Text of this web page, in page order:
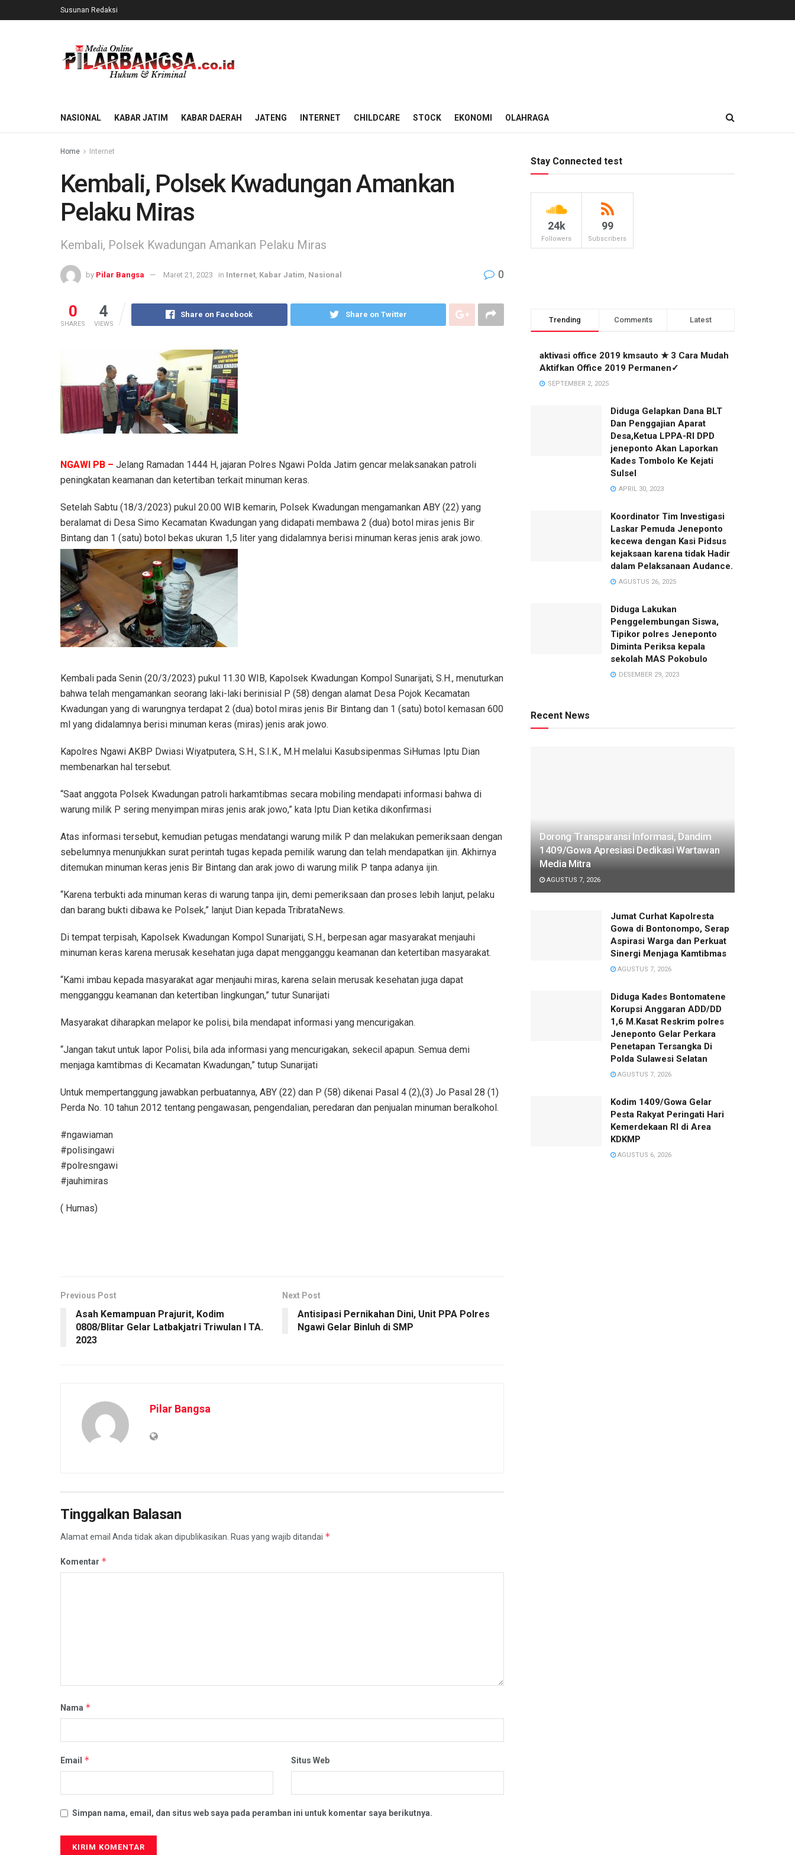
Susunan Redaksi
NASIONAL KABAR JATIM KABAR DAERAH JATENG INTERNET CHILDCARE STOCK EKONOMI OLAHRAGA
Home Internet
Kembali, Polsek Kwadungan Amankan
Pelaku Miras
Kembali, Polsek Kwadungan Amankan Pelaku Miras
by Pilar Bangsa Maret 21, 2023 in Internet Kabar Jatim Nasional 0
0
SHARES
4
VIEWS
Share on Facebook Share on Twitter
NGAWI PB – Jelang Ramadan 1444 H, jajaran Polres Ngawi Polda Jatim gencar melaksanakan patroli
peningkatan keamanan dan ketertiban terkait minuman keras.
Setelah Sabtu (18/3/2023) pukul 20.00 WIB kemarin, Polsek Kwadungan mengamankan ABY (22) yang
beralamat di Desa Simo Kecamatan Kwadungan yang didapati membawa 2 (dua) botol miras jenis Bir
Bintang dan 1 (satu) botol bekas ukuran 1,5 liter yang didalamnya berisi minuman keras jenis arak jowo.
Kembali pada Senin (20/3/2023) pukul 11.30 WIB, Kapolsek Kwadungan Kompol Sunarijati, S.H., menuturkan
bahwa telah mengamankan seorang laki-laki berinisial P (58) dengan alamat Desa Pojok Kecamatan
Kwadungan yang di warungnya terdapat 2 (dua) botol miras jenis Bir Bintang dan 1 (satu) botol kemasan 600
ml yang didalamnya berisi minuman keras (miras) jenis arak jowo.
Kapolres Ngawi AKBP Dwiasi Wiyatputera, S.H., S.I.K., M.H melalui Kasubsipenmas SiHumas Iptu Dian
membenarkan hal tersebut.
“Saat anggota Polsek Kwadungan patroli harkamtibmas secara mobiling mendapati informasi bahwa di
warung milik P sering menyimpan miras jenis arak jowo,” kata Iptu Dian ketika dikonfirmasi
Atas informasi tersebut, kemudian petugas mendatangi warung milik P dan melakukan pemeriksaan dengan
sebelumnya menunjukkan surat perintah tugas kepada pemilik warung dan telah mendapatkan ijin. Akhirnya
ditemukan minuman keras jenis Bir Bintang dan arak jowo di warung milik P tanpa adanya ijin.
“Karena terbukti ada minuman keras di warung tanpa ijin, demi pemeriksaan dan proses lebih lanjut, pelaku
dan barang bukti dibawa ke Polsek,” lanjut Dian kepada TribrataNews.
Di tempat terpisah, Kapolsek Kwadungan Kompol Sunarijati, S.H., berpesan agar masyarakat menjauhi
minuman keras karena merusak kesehatan juga dapat mengganggu keamanan dan ketertiban masyarakat.
“Kami imbau kepada masyarakat agar menjauhi miras, karena selain merusak kesehatan juga dapat
mengganggu keamanan dan ketertiban lingkungan,” tutur Sunarijati
Masyarakat diharapkan melapor ke polisi, bila mendapat informasi yang mencurigakan.
“Jangan takut untuk lapor Polisi, bila ada informasi yang mencurigakan, sekecil apapun. Semua demi
menjaga kamtibmas di Kecamatan Kwadungan,” tutup Sunarijati
Untuk mempertanggung jawabkan perbuatannya, ABY (22) dan P (58) dikenai Pasal 4 (2),(3) Jo Pasal 28 (1)
Perda No. 10 tahun 2012 tentang pengawasan, pengendalian, peredaran dan penjualan minuman beralkohol.
#ngawiaman
#polisingawi
#polresngawi
#jauhimiras
( Humas)
Previous Post
Asah Kemampuan Prajurit, Kodim
0808/Blitar Gelar Latbakjatri Triwulan I TA.
2023
Next Post
Antisipasi Pernikahan Dini, Unit PPA Polres
Ngawi Gelar Binluh di SMP
Pilar Bangsa
Tinggalkan Balasan
Alamat email Anda tidak akan dipublikasikan. Ruas yang wajib ditandai *
Komentar *
Nama *
Email * Situs Web
Simpan nama, email, dan situs web saya pada peramban ini untuk komentar saya berikutnya.
Stay Connected test
24k
Followers
99
Subscribers
Trending Comments Latest
aktivasi office 2019 kmsauto ★ 3 Cara Mudah
Aktifkan Office 2019 Permanen✓
SEPTEMBER 2, 2025
Diduga Gelapkan Dana BLT
Dan Penggajian Aparat
Desa,Ketua LPPA-RI DPD
jeneponto Akan Laporkan
Kades Tombolo Ke Kejati
Sulsel
APRIL 30, 2023
Koordinator Tim Investigasi
Laskar Pemuda Jeneponto
kecewa dengan Kasi Pidsus
kejaksaan karena tidak Hadir
dalam Pelaksanaan Audance.
AGUSTUS 26, 2025
Diduga Lakukan
Penggelembungan Siswa,
Tipikor polres Jeneponto
Diminta Periksa kepala
sekolah MAS Pokobulo
DESEMBER 29, 2023
Recent News
Dorong Transparansi Informasi, Dandim
1409/Gowa Apresiasi Dedikasi Wartawan
Media Mitra
AGUSTUS 7, 2026
Jumat Curhat Kapolresta
Gowa di Bontonompo, Serap
Aspirasi Warga dan Perkuat
Sinergi Menjaga Kamtibmas
AGUSTUS 7, 2026
Diduga Kades Bontomatene
Korupsi Anggaran ADD/DD
1,6 M.Kasat Reskrim polres
Jeneponto Gelar Perkara
Penetapan Tersangka Di
Polda Sulawesi Selatan
AGUSTUS 7, 2026
Kodim 1409/Gowa Gelar
Pesta Rakyat Peringati Hari
Kemerdekaan RI di Area
KDKMP
AGUSTUS 6, 2026